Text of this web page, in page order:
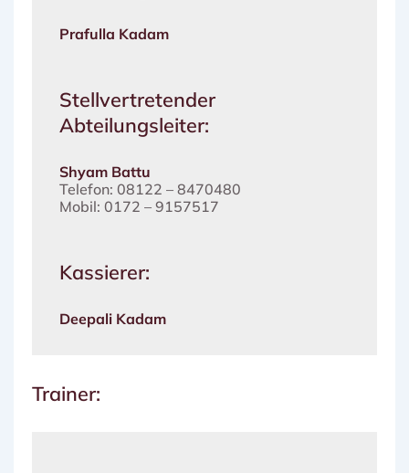
Prafulla Kadam
Stellvertretender
Abteilungsleiter:
Shyam Battu
Telefon: 08122 – 8470480
Mobil: 0172 – 9157517
Kassierer:
Deepali Kadam
Trainer: